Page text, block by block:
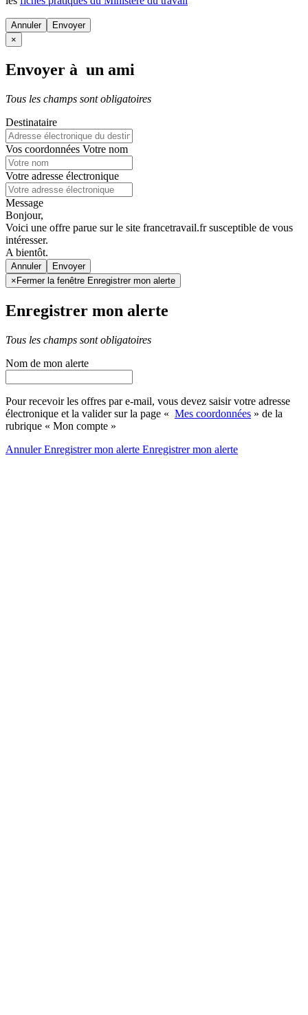
Annuler
×
Envoyer à un ami
Tous les champs sont obligatoires
Destinataire
Vos coordonnées Votre nom
Votre adresse électronique
Message
Bonjour,
Voici une offre parue sur le site francetravail.fr susceptible de vous
intéresser.
A bientôt.
Annuler
× Fermer la fenêtre Enregistrer mon alerte
Enregistrer mon alerte
Tous les champs sont obligatoires
Nom de mon alerte
Pour recevoir les offres par e-mail, vous devez saisir votre adresse
électronique et la valider sur la page « Mes coordonnées » de la
rubrique « Mon compte »
AnnulerEnregistrer mon alerte Enregistrermon alerte